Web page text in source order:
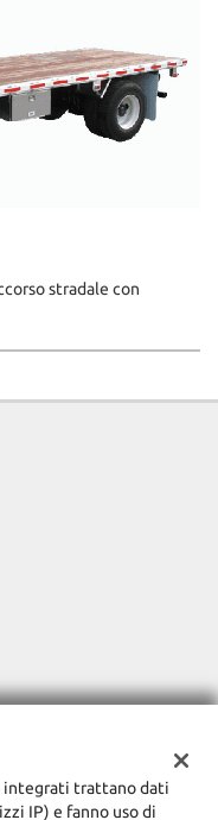
stradale con
integrati trattano dati
IP) e fanno uso di